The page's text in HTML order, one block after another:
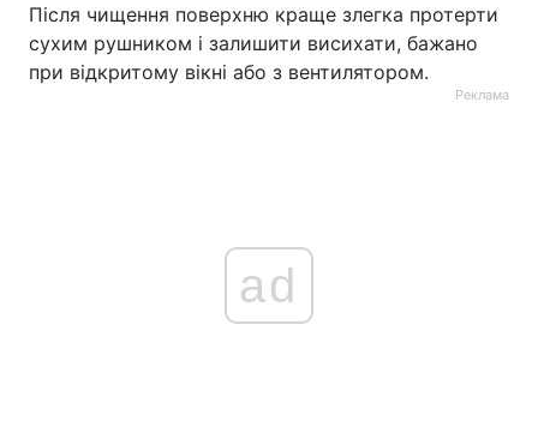
Після чищення поверхню краще злегка протерти
сухим рушником і залишити висихати, бажано
при відкритому вікні або з вентилятором.
Реклама
ad